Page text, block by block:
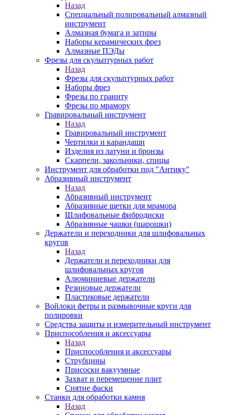
Назад
Специальный полировальный алмазный
инструмент
Алмазная бумага и затиры
Наборы керамических фрез
Алмазные ПЭДы
Фрезы для скульптурных работ
Назад
Фрезы для скульптурных работ
Наборы фрез
Фрезы по граниту
Фрезы по мрамору
Гравировальный инструмент
Назад
Гравировальный инструмент
Чертилки и карандаши
Изделия из латуни и бронзы
Скарпели, закольники, спицы
Инструмент для обработки под "Антику"
Абразивный инструмент
Назад
Абразивный инструмент
Абразивные щетки для мрамора
Шлифовальные фибродиски
Абразивные чашки (шарошки)
Держатели и переходники для шлифовальных
кругов
Назад
Держатели и переходники для
шлифовальных кругов
Алюминиевые держатели
Резиновые держатели
Пластиковые держатели
Войлоки фетры и размывочные круги для
полировки
Средства защиты и измерительный инструмент
Приспособления и аксессуары
Назад
Приспособления и аксессуары
Струбцины
Присоски вакуумные
Захват и перемещение плит
Снятие фаски
Станки для обработки камня
Назад